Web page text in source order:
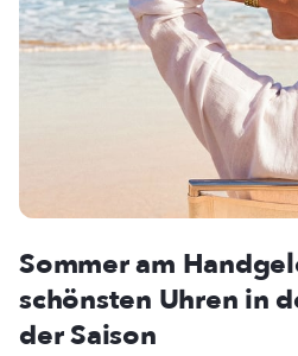
Sommer am
schönsten Uhren in
der Saison